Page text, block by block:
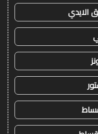
الايدي